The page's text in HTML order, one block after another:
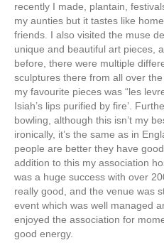
recently I made, plantain,
my aunties but it tastes like
friends. I also visited the muse
unique and beautiful art pieces,
before, there were multiple
sculptures there from all over
my favourite pieces was “les
Isiah’s lips purified by fire’.
bowling, although this isn’t my
ironically, it’s the same as in
people are better they have
addition to this my association
was a huge success with over
really good, and the venue was
event which was well managed
enjoyed the association for
good energy.